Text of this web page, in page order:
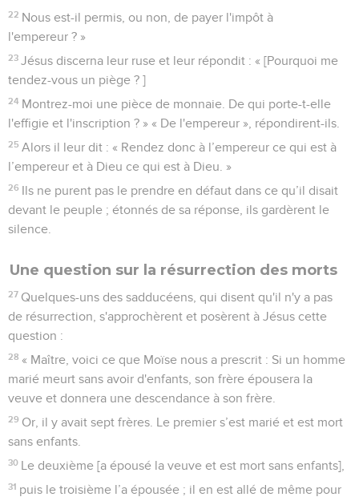
22 Nous est-il permis, ou non, de payer l'impôt à
l'empereur ? »
23 Jésus discerna leur ruse et leur répondit : « [Pourquoi me
tendez-vous un piège ? ]
24 Montrez-moi une pièce de monnaie. De qui porte-t-elle
l'effigie et l'inscription ? » « De l'empereur », répondirent-ils.
25 Alors il leur dit : « Rendez donc à l’empereur ce qui est à
l’empereur et à Dieu ce qui est à Dieu. »
26 Ils ne purent pas le prendre en défaut dans ce qu’il disait
devant le peuple ; étonnés de sa réponse, ils gardèrent le
silence.
Une question sur la résurrection des morts
27 Quelques-uns des sadducéens, qui disent qu'il n'y a pas
de résurrection, s'approchèrent et posèrent à Jésus cette
question :
28 « Maître, voici ce que Moïse nous a prescrit : Si un homme
marié meurt sans avoir d'enfants, son frère épousera la
veuve et donnera une descendance à son frère.
29 Or, il y avait sept frères. Le premier s’est marié et est mort
sans enfants.
30 Le deuxième [a épousé la veuve et est mort sans enfants],
31 puis le troisième l’a épousée ; il en est allé de même pour